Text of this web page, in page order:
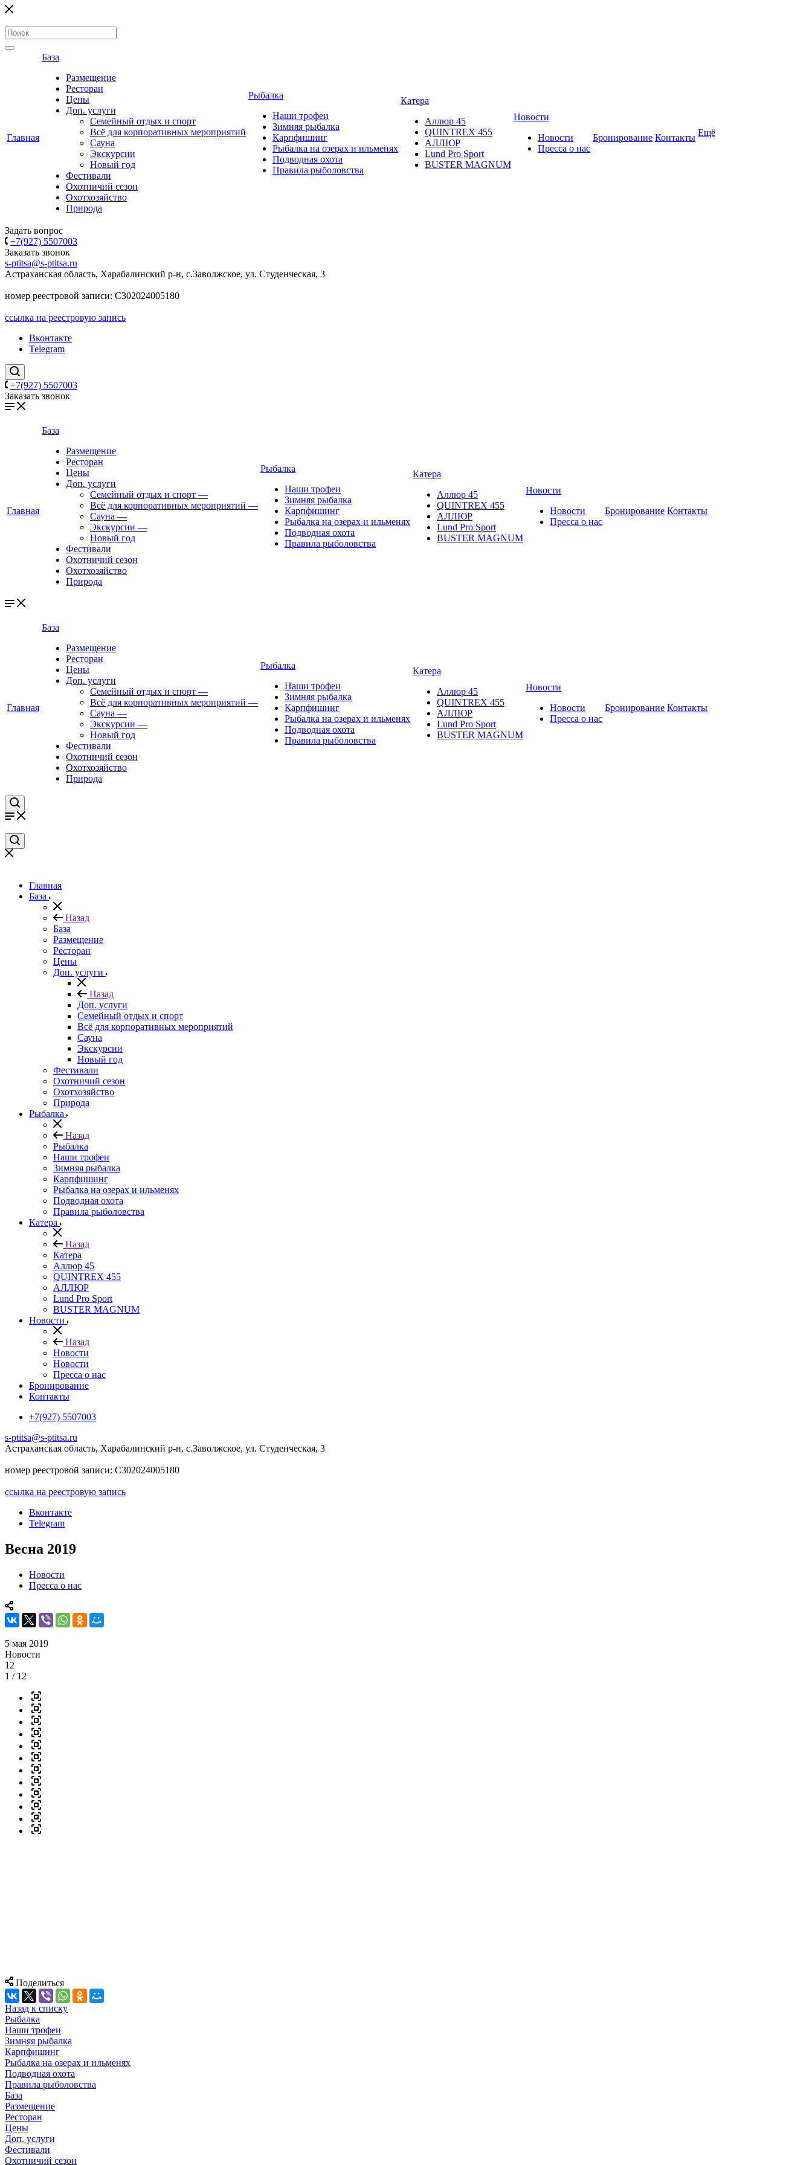
Главная
База
Размещение
Ресторан
Цены
Доп. услуги
Семейный отдых и спорт
Всё для корпоративных мероприятий
Сауна
Экскурсии
Новый год
Фестивали
Охотничий сезон
Охотхозяйство
Природа
Рыбалка
Наши трофеи
Зимняя рыбалка
Карпфишинг
Рыбалка на озерах и ильменях
Подводная охота
Правила рыболовства
Катера
Аллюр 45
QUINTREX 455
АЛЛЮР
Lund Рro Sport
BUSTER MAGNUM
Новости
Новости
Пресса о нас
Бронирование Контакты Ещё
Задать вопрос
+7(927) 5507003
Заказать звонок
s-ptitsa@s-ptitsa.ru
Астраханская область, Харабалинский р-н, с.Заволжское, ул. Студенческая, 3
номер реестровой записи: С302024005180
ссылка на реестровую запись
Вконтакте
Telegram
+7(927) 5507003
Заказать звонок
Главная
База
Размещение
Ресторан
Цены
Доп. услуги
Семейный отдых и спорт —
Всё для корпоративных мероприятий —
Сауна —
Экскурсии —
Новый год
Фестивали
Охотничий сезон
Охотхозяйство
Природа
Рыбалка
Наши трофеи
Зимняя рыбалка
Карпфишинг
Рыбалка на озерах и ильменях
Подводная охота
Правила рыболовства
Катера
Аллюр 45
QUINTREX 455
АЛЛЮР
Lund Рro Sport
BUSTER MAGNUM
Новости
Новости
Пресса о нас
Бронирование Контакты
Главная
База
Размещение
Ресторан
Цены
Доп. услуги
Семейный отдых и спорт —
Всё для корпоративных мероприятий —
Сауна —
Экскурсии —
Новый год
Фестивали
Охотничий сезон
Охотхозяйство
Природа
Рыбалка
Наши трофеи
Зимняя рыбалка
Карпфишинг
Рыбалка на озерах и ильменях
Подводная охота
Правила рыболовства
Катера
Аллюр 45
QUINTREX 455
АЛЛЮР
Lund Рro Sport
BUSTER MAGNUM
Новости
Новости
Пресса о нас
Бронирование Контакты
Главная
База
Назад
База
Размещение
Ресторан
Цены
Доп. услуги
Назад
Доп. услуги
Семейный отдых и спорт
Всё для корпоративных мероприятий
Сауна
Экскурсии
Новый год
Фестивали
Охотничий сезон
Охотхозяйство
Природа
Рыбалка
Назад
Рыбалка
Наши трофеи
Зимняя рыбалка
Карпфишинг
Рыбалка на озерах и ильменях
Подводная охота
Правила рыболовства
Катера
Назад
Катера
Аллюр 45
QUINTREX 455
АЛЛЮР
Lund Рro Sport
BUSTER MAGNUM
Новости
Назад
Новости
Новости
Пресса о нас
Бронирование
Контакты
+7(927) 5507003
s-ptitsa@s-ptitsa.ru
Астраханская область, Харабалинский р-н, с.Заволжское, ул. Студенческая, 3
номер реестровой записи: С302024005180
ссылка на реестровую запись
Вконтакте
Telegram
Весна 2019
Новости
Пресса о нас
5 мая 2019
Новости
12
1 / 12
Поделиться
Назад к списку
Рыбалка
Наши трофеи
Зимняя рыбалка
Карпфишинг
Рыбалка на озерах и ильменях
Подводная охота
Правила рыболовства
База
Размещение
Ресторан
Цены
Доп. услуги
Фестивали
Охотничий сезон